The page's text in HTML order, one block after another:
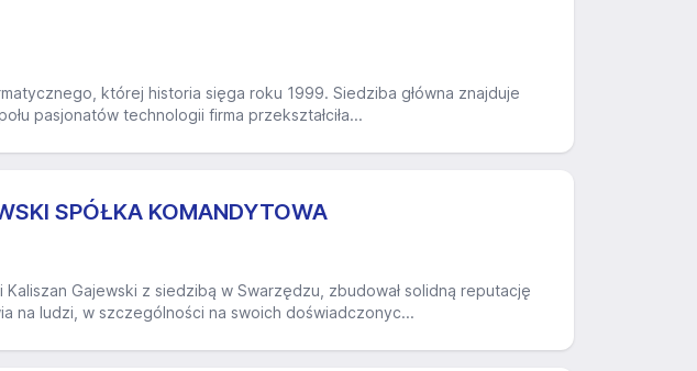
której historia sięga roku 1999. Siedziba główna znajduje
pasjonatów technologii firma przekształciła...
SPÓŁKA KOMANDYTOWA
Gajewski z siedzibą w Swarzędzu, zbudował solidną reputację
na ludzi, w szczególności na swoich doświadczonyc...